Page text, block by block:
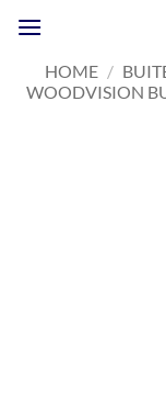
naar
inhoudHOME /
WOODVISION